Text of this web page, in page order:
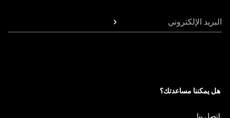
البريد الإلكتروني
هل يمكننا مساعدتك؟
اتصل بنا